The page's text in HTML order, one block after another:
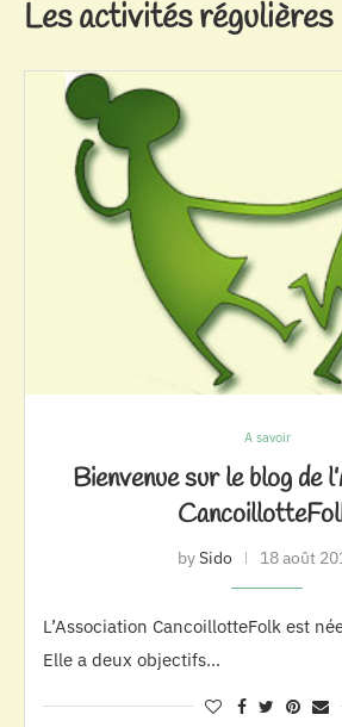
Les activités régulières
A savoir
Bienvenue sur le blog de
bySido 18 août
L’Association CancoillotteFolk est
Elle a deux objectifs…